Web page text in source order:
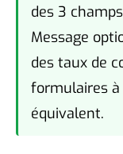
des 3
Message
des taux de
formulaires
équivalent.